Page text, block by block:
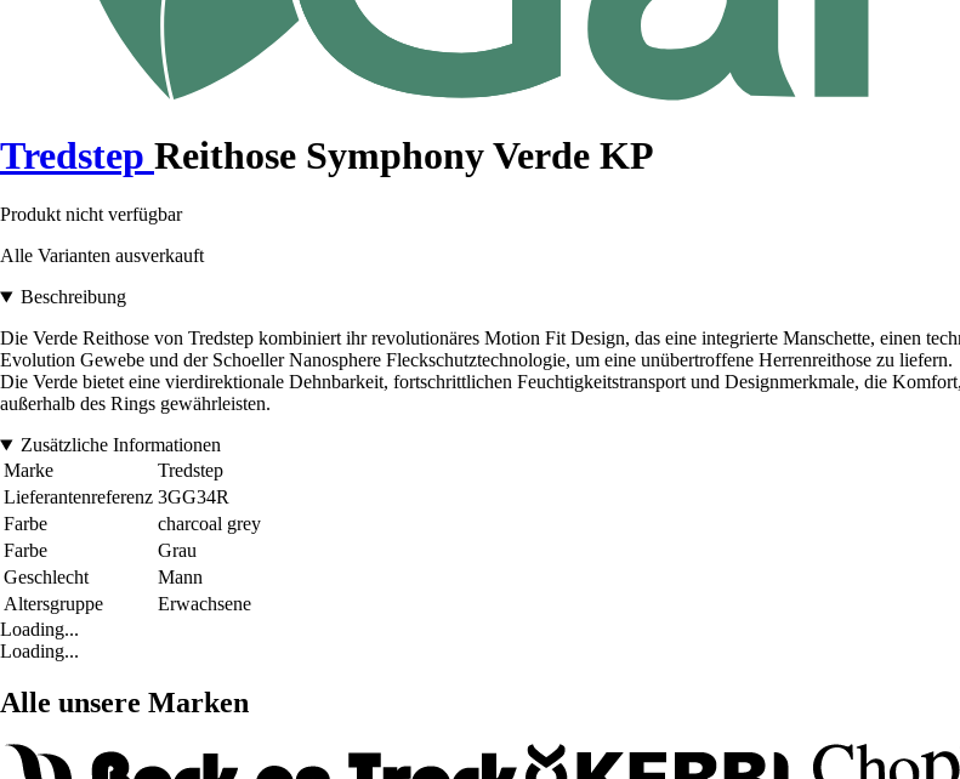
Tredstep Reithose Symphony Verde KP
Produkt nicht verfügbar
Alle Varianten ausverkauft
Beschreibung
Die Verde Reithose von Tredstep kombiniert ihr revolutionäres Motion Fit Design, das eine integrierte Manschette, einen
Evolution Gewebe und der Schoeller Nanosphere Fleckschutztechnologie, um eine unübertroffene Herrenreithose zu liefern.
Die Verde bietet eine vierdirektionale Dehnbarkeit, fortschrittlichen Feuchtigkeitstransport und Designmerkmale, die
außerhalb des Rings gewährleisten.
Zusätzliche Informationen
Marke
Tredstep
Lieferantenreferenz 3GG34R
Farbe
charcoal grey
Farbe
Grau
Geschlecht
Mann
Altersgruppe
Erwachsene
Loading...
Loading...
Alle unsere Marken